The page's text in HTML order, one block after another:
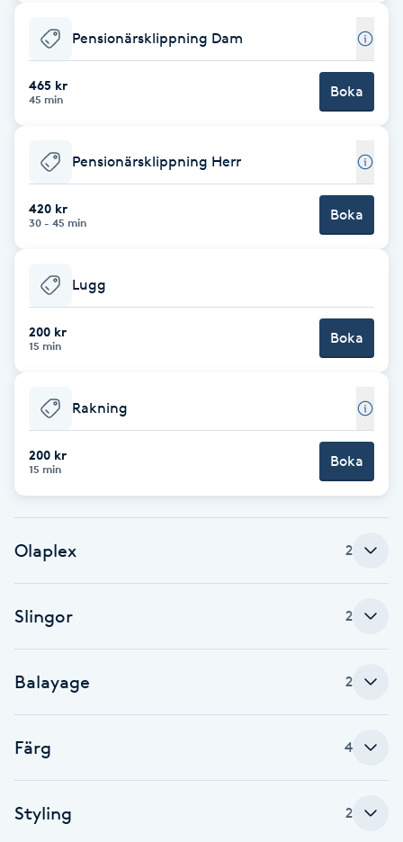
Brynfärgning
Brynplockning
Bröllopsuppsättning
C
Celluliter
Coachning
Damklippning
Dermapen
Diamantslipning
E
Enzympeeling
Extensions
Pensionärsklippning Dam
465 kr
45 min Boka
Pensionärsklippning Herr
420 kr
30 - 45 min Boka
Lugg
200 kr
15 min Boka
Rakning
200 kr
15 min Boka
Olaplex 2
Slingor 2
Balayage 2
Färg 4
Styling 2